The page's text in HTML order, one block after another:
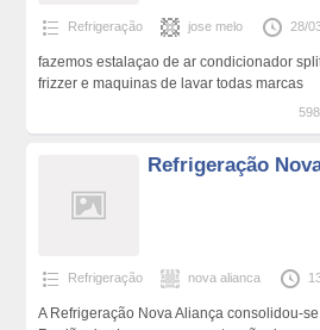
Refrigeração jose melo 28/
fazemos estalaçao de ar condicionador
frizzer e maquinas de lavar todas marcas
Refrigeração
Refrigeração nova alianca
A Refrigeração Nova Aliança consolidou-